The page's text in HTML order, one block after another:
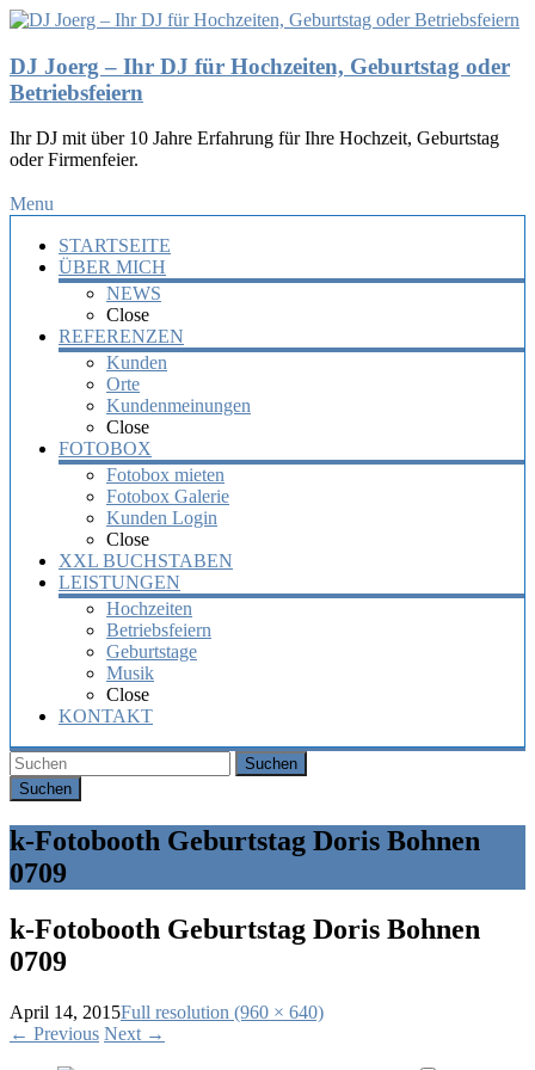
DJ Joerg – Ihr DJ für Hochzeiten, Geburtstag oder
Betriebsfeiern
Ihr DJ mit über 10 Jahre Erfahrung für Ihre Hochzeit, Geburtstag
oder Firmenfeier.
Menu
STARTSEITE
ÜBER MICH
NEWS
Close
REFERENZEN
Kunden
Orte
Kundenmeinungen
Close
FOTOBOX
Fotobox mieten
Fotobox Galerie
Kunden Login
Close
XXL BUCHSTABEN
LEISTUNGEN
Hochzeiten
Betriebsfeiern
Geburtstage
Musik
Close
KONTAKT
Suchen
k-Fotobooth Geburtstag Doris Bohnen
0709
k-Fotobooth Geburtstag Doris Bohnen
0709
April 14, 2015Full resolution (960 × 640)
← Previous Next →